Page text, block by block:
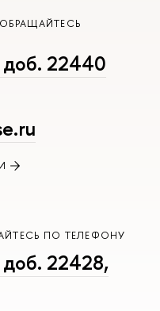
22440
ПО ТЕЛЕФОНУ
22428,